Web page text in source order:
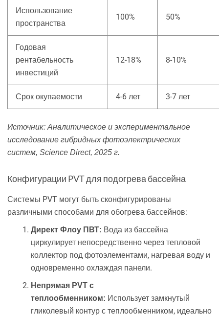
Использование
пространства
100% 50%
Годовая
рентабельность
инвестиций
12-18% 8-10%
Срок окупаемости 4-6 лет 3-7 лет
Источник: Аналитическое и экспериментальное
исследование гибридных фотоэлектрических
систем, Science Direct, 2025 г.
Конфигурации PVT для подогрева бассейна
Системы PVT могут быть сконфигурированы
различными способами для обогрева бассейнов:
Директ Флоу ПВТ: Вода из бассейна
циркулирует непосредственно через тепловой
коллектор под фотоэлементами, нагревая воду и
одновременно охлаждая панели.
Непрямая PVT с
теплообменником: Использует замкнутый
гликолевый контур с теплообменником, идеально